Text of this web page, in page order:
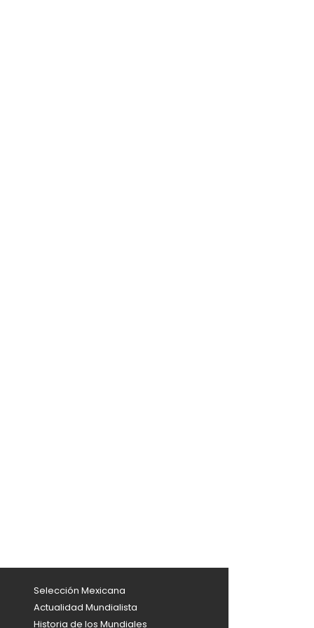
Selección Mexicana
Actualidad Mundialista
Historia de los Mundiales